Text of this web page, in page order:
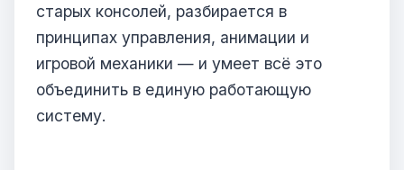
старых консолей, разбирается в
принципах управления, анимации и
игровой механики — и умеет всё это
объединить в единую работающую
систему.